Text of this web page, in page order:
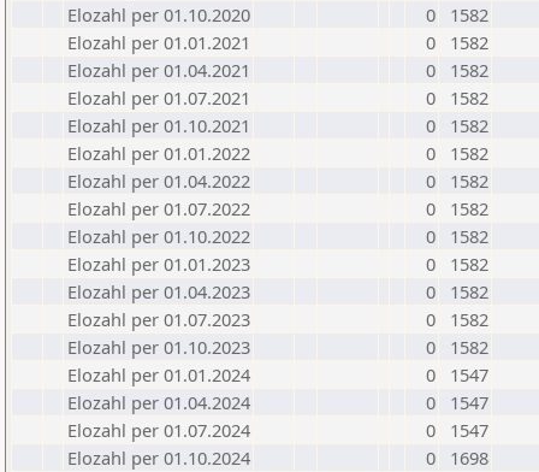
Elozahl per 01.10.2020
0
1582
Elozahl per 01.01.2021
0
1582
Elozahl per 01.04.2021
0
1582
Elozahl per 01.07.2021
0
1582
Elozahl per 01.10.2021
0
1582
Elozahl per 01.01.2022
0
1582
Elozahl per 01.04.2022
0
1582
Elozahl per 01.07.2022
0
1582
Elozahl per 01.10.2022
0
1582
Elozahl per 01.01.2023
0
1582
Elozahl per 01.04.2023
0
1582
Elozahl per 01.07.2023
0
1582
Elozahl per 01.10.2023
0
1582
Elozahl per 01.01.2024
0
1547
Elozahl per 01.04.2024
0
1547
Elozahl per 01.07.2024
0
1547
Elozahl per 01.10.2024
0
1698